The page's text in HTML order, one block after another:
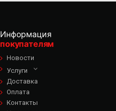
Информация
покупателям
Новости
Услуги
Доставка
Оплата
Контакты